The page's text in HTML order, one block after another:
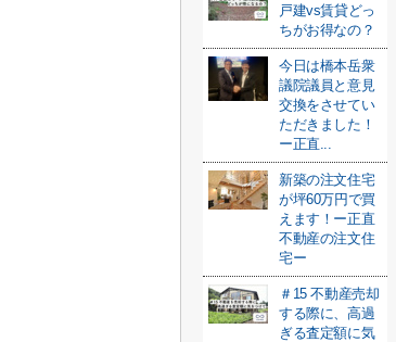
戸建vs賃貸どっ
ちがお得なの？
今日は橋本岳衆
議院議員と意見
交換をさせてい
ただきました！
ー正直...
新築の注文住宅
が坪60万円で買
えます！ー正直
不動産の注文住
宅ー
＃15 不動産売却
する際に、高過
ぎる査定額に気